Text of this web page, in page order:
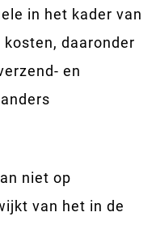
in het kader van
daaronder
en
niet op
van het in de